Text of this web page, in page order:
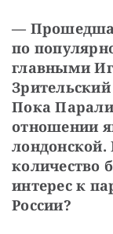
—
по
главными
Пока
отношении
количество
интерес к
России?